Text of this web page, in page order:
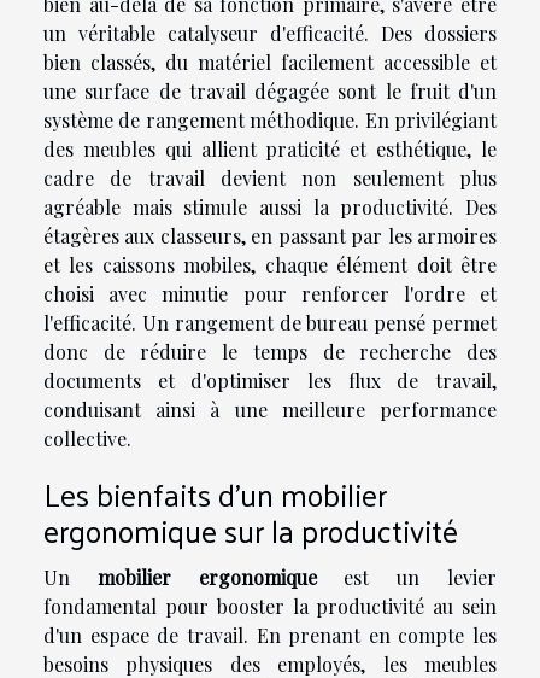
un véritable catalyseur d'efficacité. Des dossiers
bien classés, du matériel facilement accessible et
une surface de travail dégagée sont le fruit d'un
système de rangement méthodique. En privilégiant
des meubles qui allient praticité et esthétique, le
cadre de travail devient non seulement plus
agréable mais stimule aussi la productivité. Des
étagères aux classeurs, en passant par les armoires
et les caissons mobiles, chaque élément doit être
choisi avec minutie pour renforcer l'ordre et
l'efficacité. Un rangement de bureau pensé permet
donc de réduire le temps de recherche des
documents et d'optimiser les flux de travail,
conduisant ainsi à une meilleure performance
collective.
Les bienfaits d'un mobilier
ergonomique sur la productivité
Un mobilier ergonomiqueest un levier
fondamental pour booster la productivité au sein
d'un espace de travail. En prenant en compte les
besoins physiques des employés, les meubles